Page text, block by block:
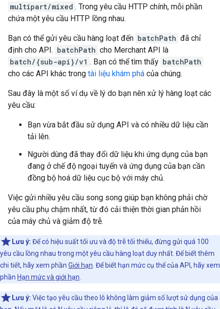
multipart/mixed . Trong yêu cầu HTTP chính, mỗi phần
chứa một yêu cầu HTTP lồng nhau.
Bạn có thể gửi yêu cầu hàng loạt đến batchPath đã chỉ
định cho API. batchPath cho Merchant API là
batch/{sub-api}/v1 . Bạn có thể tìm thấy batchPath
cho các API khác trong tài liệu khám phá của chúng.
Sau đây là một số ví dụ về lý do bạn nên xử lý hàng loạt các
yêu cầu:
Bạn vừa bắt đầu sử dụng API và có nhiều dữ liệu cần
tải lên.
Người dùng đã thay đổi dữ liệu khi ứng dụng của bạn
đang ở chế độ ngoại tuyến và ứng dụng của bạn cần
đồng bộ hoá dữ liệu cục bộ với máy chủ.
Việc gửi nhiều yêu cầu song song giúp bạn không phải chờ
yêu cầu phụ chậm nhất, từ đó cải thiện thời gian phản hồi
của máy chủ và giảm độ trễ.
Lưu ý: Để có hiệu suất tối ưu và độ trễ tối thiểu, đừng gửi quá 100
yêu cầu lồng nhau trong một yêu cầu hàng loạt duy nhất. Để biết thêm
chi tiết, hãy xem phần Giới hạn . Để biết hạn mức cụ thể của API, hãy xem
phần Hạn mức và giới hạn
Lưu ý: Việc tạo yêu cầu theo lô không làm giảm số lượt sử dụng của